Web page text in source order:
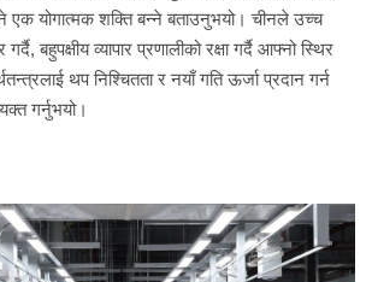
एक योगात्मक शक्ति बन्ने बताउनुभयो। चीनले उच्च
बहुपक्षीय व्यापार प्रणालीको रक्षा गर्दै आफ्नो स्थिर
थप निश्चितता र नयाँ गति ऊर्जा प्रदान गर्न
गर्नुभयो।